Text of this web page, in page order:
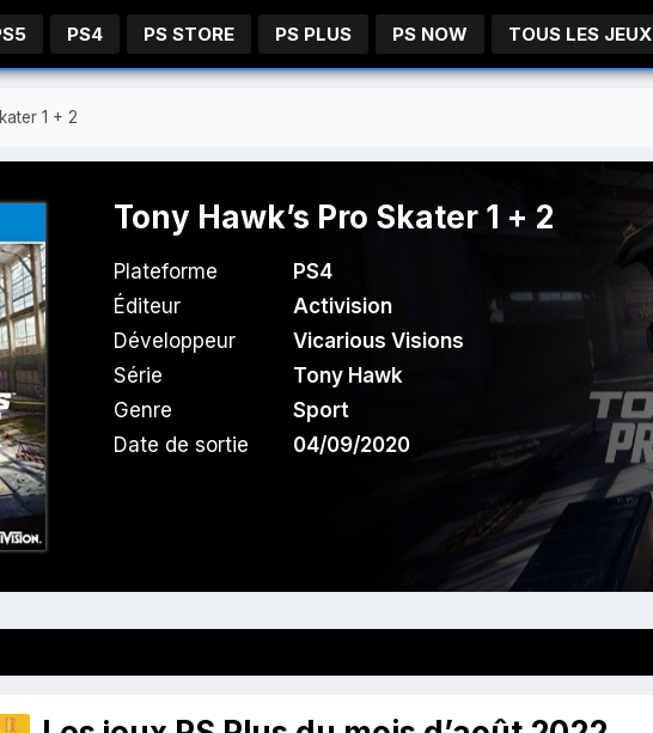
PS4 PS STORE PS PLUS PS NOW TOUS LES JEUX
1 + 2
Tony Hawk’s Pro Skater 1 + 2
Plateforme
PS4
Éditeur
Activision
Développeur
Vicarious Visions
Série
Tony Hawk
Genre
Sport
Date de sortie
04/09/2020